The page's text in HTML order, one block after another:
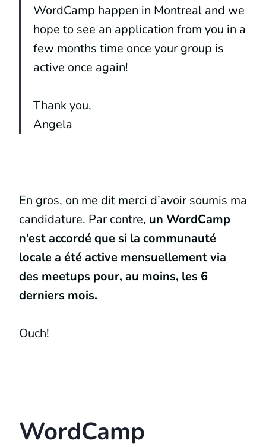
WordCamp happen in Montreal and we
hope to see an application from you in a
few months time once your group is
active once again!
Thank you,
Angela
En gros, on me dit merci d’avoir soumis ma
candidature. Par contre, un WordCamp
n’est accordé que si la communauté
locale a été active mensuellement via
des meetups pour, au moins, les 6
derniers mois.
Ouch!
WordCamp